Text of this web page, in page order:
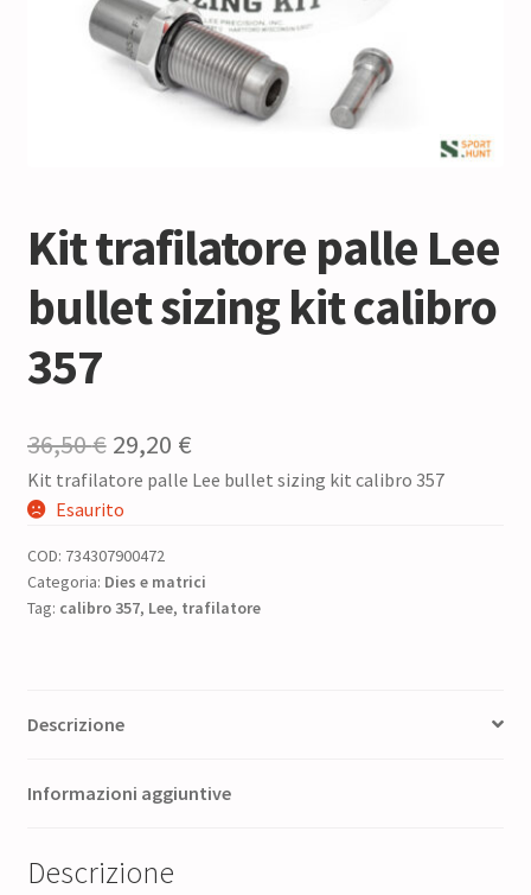
Kit trafilatore palle Lee
bullet sizing kit calibro
357
36,50€ Il
prezzo
originale
era:
36,50 €.
29,20 €Il
prezzo
è:
29,20 €.
Kit trafilatore palle Lee bullet sizing kit calibro 357
Esaurito
COD: 734307900472
Categoria: Dies e matrici
Tag: calibro 357, Lee, trafilatore
Descrizione
Informazioni aggiuntive
Descrizione